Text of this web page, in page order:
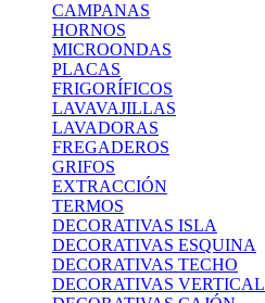
CAMPANAS
HORNOS
MICROONDAS
PLACAS
FRIGORÍFICOS
LAVAVAJILLAS
LAVADORAS
FREGADEROS
GRIFOS
EXTRACCIÓN
TERMOS
DECORATIVAS ISLA
DECORATIVAS ESQUINA
DECORATIVAS TECHO
DECORATIVAS VERTICAL